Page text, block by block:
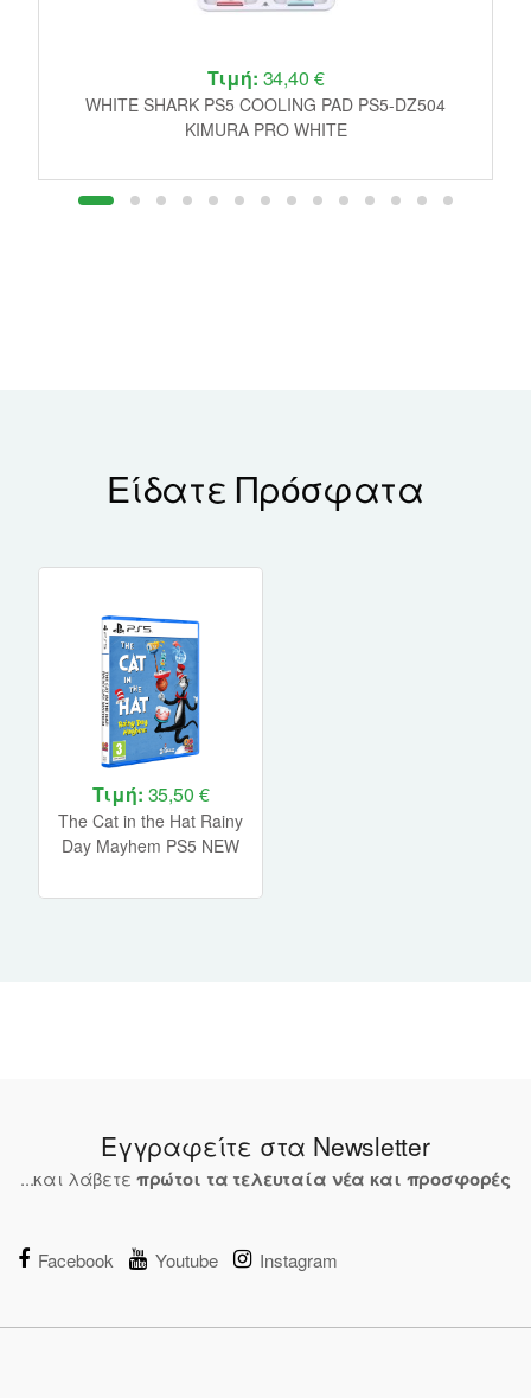
Τιμή: 34,40 €
WHITE SHARK PS5 COOLING PAD PS5-DZ504
KIMURA PRO WHITE
Είδατε Πρόσφατα
Τιμή: 35,50 €
The Cat in the Hat Rainy
Day Mayhem PS5 NEW
Εγγραφείτε στα Newsletter
...και λάβετε πρώτοι τα τελευταία νέα και προσφορές
Facebook Youtube Instagram